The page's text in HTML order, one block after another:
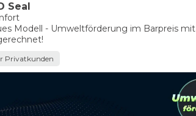
Seal
Modell - Umweltförderung im Barpreis mit
Privatkunden